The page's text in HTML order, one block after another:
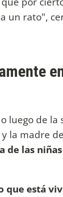
un rato",
luego de la
la madre
de las
está